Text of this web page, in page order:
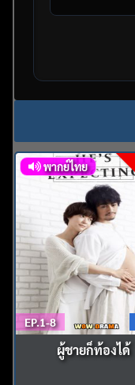
พากย์ไทย
EP.1-8
ผู้ชายก็ท้องได้